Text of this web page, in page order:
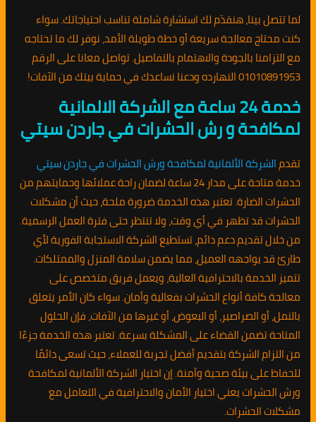
لما تتصل بينا، هنقدّم لك استشارة شاملة تناسب احتياجاتك. سواء
كنت محتاج معالجة سريعة أو خطة طويلة الأمد، نوفر لك ما تحتاجه
مع التزامنا بالجودة والاهتمام بالتفاصيل. تواصل معانا على الرقم
01010891953 النهارده ودعنا نساعدك في حماية بيتك من الآفات!
خدمة 24 ساعة مع الشركة الالمانية
لمكافحة و رش الحشرات في جاردن سيتي
تقدمالشركة الألمانية لمكافحة ورش الحشرات في جاردن سيتي
خدمة متاحة على مدار 24 ساعة لضمان راحة عملائها وحمايتهم من
الحشرات الضارة. تعتبر هذه الخدمة ضرورة ملحة، حيث أن مشكلات
الحشرات قد تظهر في أي وقت، ولا تنتظر حتى فترة العمل الرسمية.
من خلال تقديم دعم دائم، تستطيع الشركة الاستجابة الفورية لأي
طارئ قد يواجهه العميل، مما يضمن سلامة المنزل والممتلكات.
تتميز الخدمة بالاحترافية العالية، ويعمل فريق متخصص على
معالجة كافة أنواع الحشرات بفعالية وأمان. سواء كان الأمر يتعلق
بالنمل، أو الصراصير، أو البعوض، أو غيرها من الآفات، فإن الحلول
المتاحة تضمن القضاء على المشكلة بسرعة. تعتبر هذه الخدمة جزءًا
من التزام الشركة بتقديم أفضل تجربة للعملاء، حيث تسعى دائمًا
للحفاظ على بيئة صحية وآمنة. إن اختيار الشركة الألمانية لمكافحة
ورش الحشرات يعني اختيار الأمان والاحترافية في التعامل مع
مشكلات الحشرات.